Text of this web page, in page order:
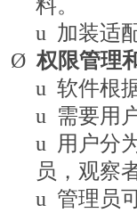
料。
u 加装适
Ø权限管理
u 软件根
u 需要用
u
用户分
员，观察
u 管理员